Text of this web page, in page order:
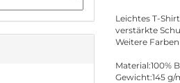
Leichtes T-
verstärkte
Weitere
Material:100%
Gewicht:145 g/